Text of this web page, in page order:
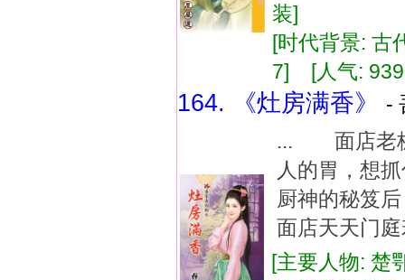
装]
[时代背景:
7] [人气:
164. 《灶房满香》
-
... 面店老
人的胃，想
厨神的秘笈
面店天天门
[主要人物: